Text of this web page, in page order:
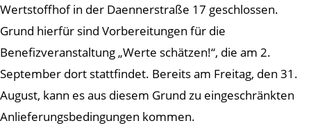
Wertstoffhof in der Daennerstraße 17 geschlossen.
Grund hierfür sind Vorbereitungen für die
Benefizveranstaltung „Werte schätzen!“, die am 2.
September dort stattfindet. Bereits am Freitag, den 31.
August, kann es aus diesem Grund zu eingeschränkten
Anlieferungsbedingungen kommen.